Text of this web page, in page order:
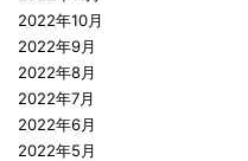
2022年10月
2022年9月
2022年8月
2022年7月
2022年6月
2022年5月